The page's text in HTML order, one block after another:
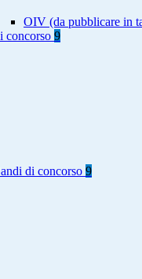
OIV (da pubblicare in
concorso 9
di concorso 9